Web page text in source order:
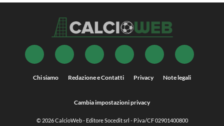
Chi siamo Redazione e Contatti Privacy Note legali
Cambia impostazioni privacy
© 2026CalcioWeb- Editore Socedit srl - P.iva/CF 02901400800